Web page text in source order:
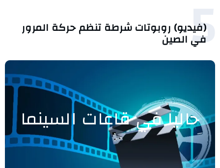
5
(فيديو) روبوتات شرطة تنظم حركة المرور
في الصين
حاليا في قاعات السينما